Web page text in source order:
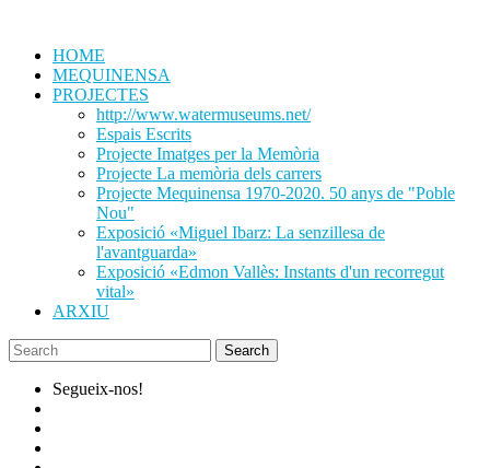
contentHOME
MEQUINENSA
PROJECTES
http://www.watermuseums.net/
Espais Escrits
Projecte Imatges per la Memòria
Projecte La memòria dels carrers
Projecte Mequinensa 1970-2020. 50 anys de "Poble
Nou"
Exposició «Miguel Ibarz: La senzillesa de
l'avantguarda»
Exposició «Edmon Vallès: Instants d'un recorregut
vital»
ARXIU
Segueix-nos!